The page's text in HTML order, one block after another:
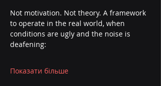
Not motivation. Not theory. A framework
to operate in the real world, when
conditions are ugly and the noise is
deafening:
Показати більше